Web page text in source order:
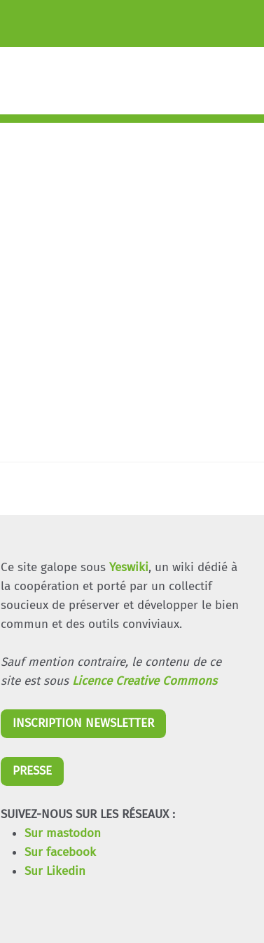
Ce site galope sous Yeswiki, un wiki dédié à
la coopération et porté par un collectif
soucieux de préserver et développer le bien
commun et des outils conviviaux.
Sauf mention contraire, le contenu de ce
site est sous Licence Creative Commons
INSCRIPTION NEWSLETTER
PRESSE
SUIVEZ-NOUS SUR LES RÉSEAUX :
Sur mastodon
Sur facebook
Sur Likedin